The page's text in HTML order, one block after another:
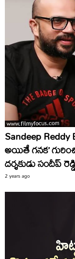
Sandeep Reddy
అయితే గనక’
దర్శకుడు సందీప్
2 years ago